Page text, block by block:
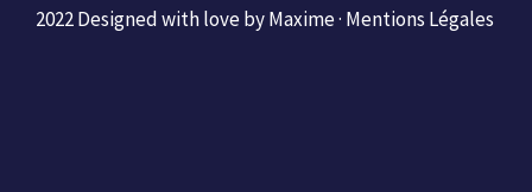
2022 Designed with love by Maxime · Mentions Légales